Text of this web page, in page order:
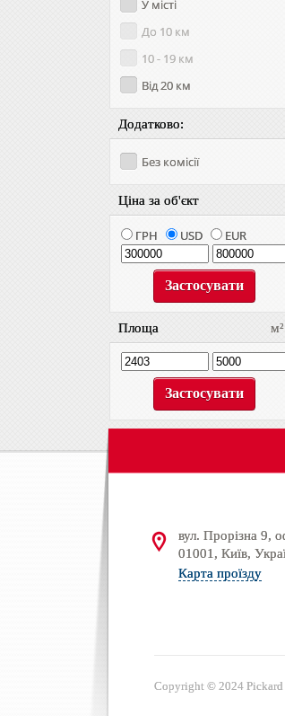
У місті
До 10 км
10 - 19 км
Від 20 км
Додатково:
Без комісії
Ціна за об'єкт
ГРН USD EUR
Площа м²
вул. Прорізна 9,
01001, Київ,
Карта проїзду
Copyright © 2024